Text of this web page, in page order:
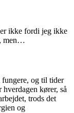
ikke fordi jeg ikke
men…
og til tider
hverdagen kører, så
trods det
og